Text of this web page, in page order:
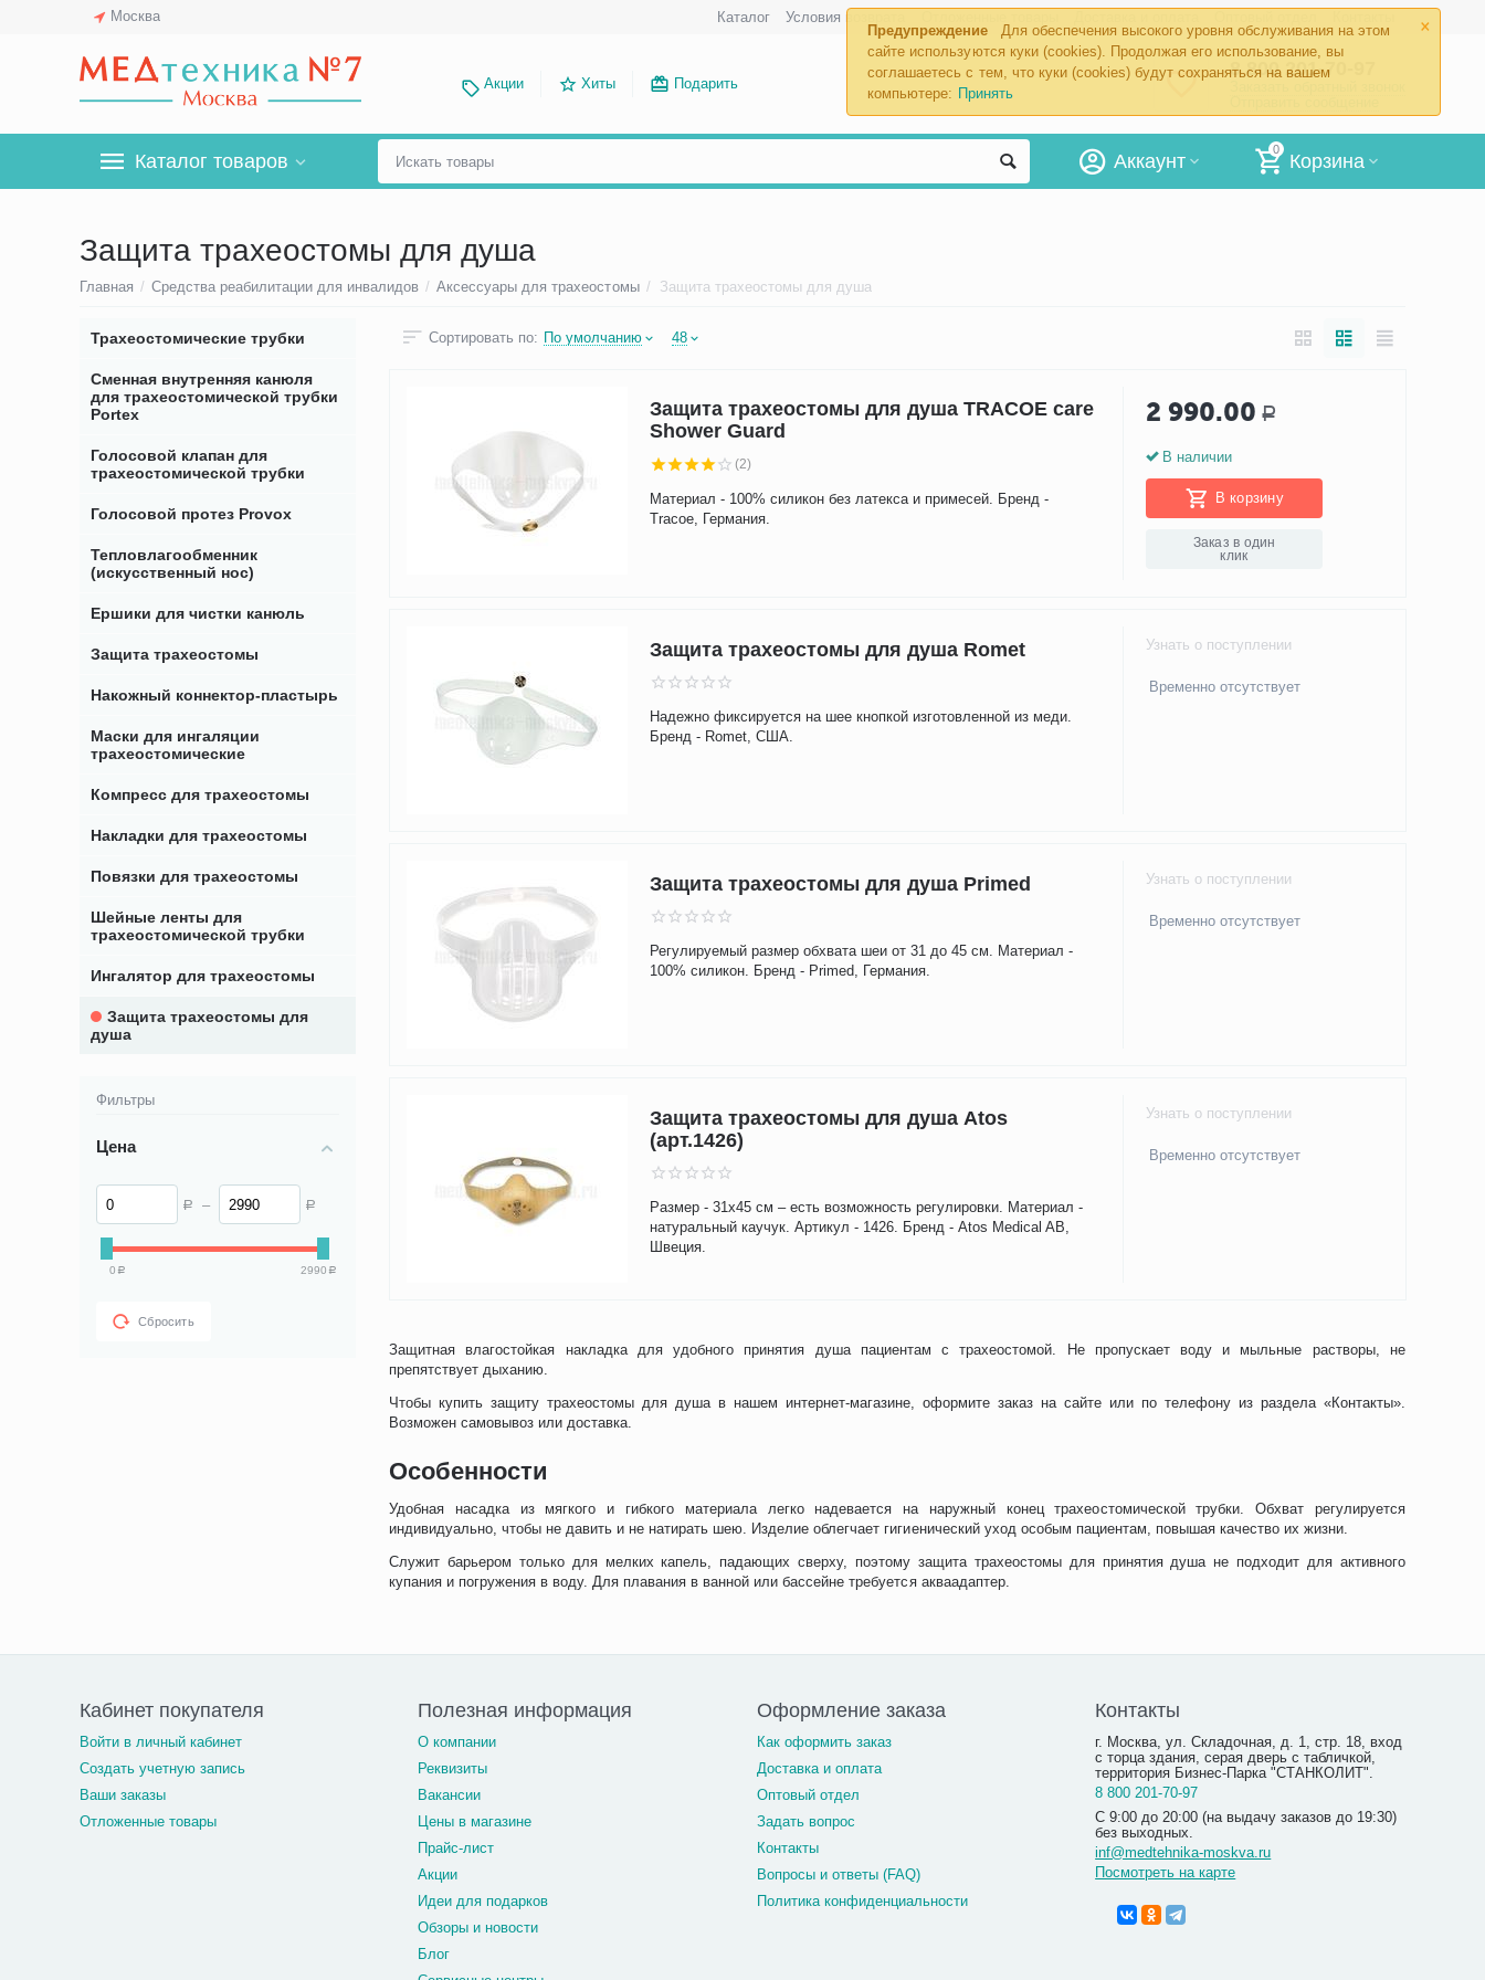
×
Предупреждение
Для обеспечения высокого уровня обслуживания на этом
сайте используются куки (cookies). Продолжая его использование, вы
соглашаетесь с тем, что куки (cookies) будут сохраняться на вашем
компьютере: Принять
Москва Каталог Условия возврата
Акции Хиты Подарить
8 800 201-70-97
Каталог товаров
0
Корзина
Аккаунт
Защита трахеостомы для душа
Главная / Средства реабилитации для инвалидов / Аксессуары для трахеостомы / Защита трахеостомы для душа
Защитная влагостойкая накладка для удобного принятия душа пациентам с трахеостомой. Не пропускает воду и мыльные растворы, не
препятствует дыханию.
Чтобы купить защиту трахеостомы для душа в нашем интернет-магазине, оформите заказ на сайте или по телефону из раздела «Контакты».
Возможен самовывоз или доставка.
Особенности
Удобная насадка из мягкого и гибкого материала легко надевается на наружный конец трахеостомической трубки. Обхват регулируется
индивидуально, чтобы не давить и не натирать шею. Изделие облегчает гигиенический уход особым пациентам, повышая качество их жизни.
Служит барьером только для мелких капель, падающих сверху, поэтому защита трахеостомы для принятия душа не подходит для активного
купания и погружения в воду. Для плавания в ванной или бассейне требуется акваадаптер.
Сортировать по: По умолчанию 48
Защита трахеостомы для душа TRACOE care
Shower Guard
(2)
Материал - 100% силикон без латекса и примесей. Бренд -
Tracoe, Германия.
2 990.00 Р
В наличии
В корзину
Заказ в один
клик
Защита трахеостомы для душа Romet
Надежно фиксируется на шее кнопкой изготовленной из меди.
Бренд - Romet, США.
Узнать о поступлении
Временно отсутствует
Защита трахеостомы для душа Primed
Регулируемый размер обхвата шеи от 31 до 45 см. Материал -
100% силикон. Бренд - Primed, Германия.
Узнать о поступлении
Временно отсутствует
Защита трахеостомы для душа Atos
(арт.1426)
Размер - 31x45 см – есть возможность регулировки. Материал -
натуральный каучук. Артикул - 1426. Бренд - Atos Medical AB,
Швеция.
Узнать о поступлении
Временно отсутствует
Трахеостомические трубки
Сменная внутренняя канюля
для трахеостомической трубки
Portex
Голосовой клапан для
трахеостомической трубки
Голосовой протез Provox
Тепловлагообменник
(искусственный нос)
Ершики для чистки канюль
Защита трахеостомы
Накожный коннектор-пластырь
Маски для ингаляции
трахеостомические
Компресс для трахеостомы
Накладки для трахеостомы
Повязки для трахеостомы
Шейные ленты для
трахеостомической трубки
Ингалятор для трахеостомы
Защита трахеостомы для
душа
Фильтры
Цена
Р – Р
0 Р 2990 Р
Сбросить
Кабинет покупателя
Войти в личный кабинет
Создать учетную запись
Ваши заказы
Отложенные товары
Полезная информация
О компании
Реквизиты
Вакансии
Цены в магазине
Прайс-лист
Акции
Идеи для подарков
Обзоры и новости
Блог
Оформление заказа
Как оформить заказ
Доставка и оплата
Оптовый отдел
Задать вопрос
Контакты
Вопросы и ответы (FAQ)
Политика конфиденциальности
Контакты
г. Москва, ул. Складочная, д. 1, стр. 18, вход
с торца здания, серая дверь с табличкой,
территория Бизнес-Парка "СТАНКОЛИТ".
8 800 201-70-97
С 9:00 до 20:00 (на выдачу заказов до 19:30)
без выходных.
inf@medtehnika-moskva.ru
Посмотреть на карте